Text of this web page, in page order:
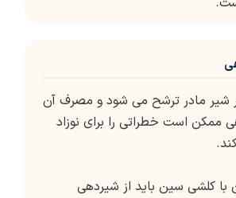
شیر مادر ترشح می شود و مصرف آن
ممکن است خطراتی را برای نوزاد
با کلشی سین باید از شیردهی